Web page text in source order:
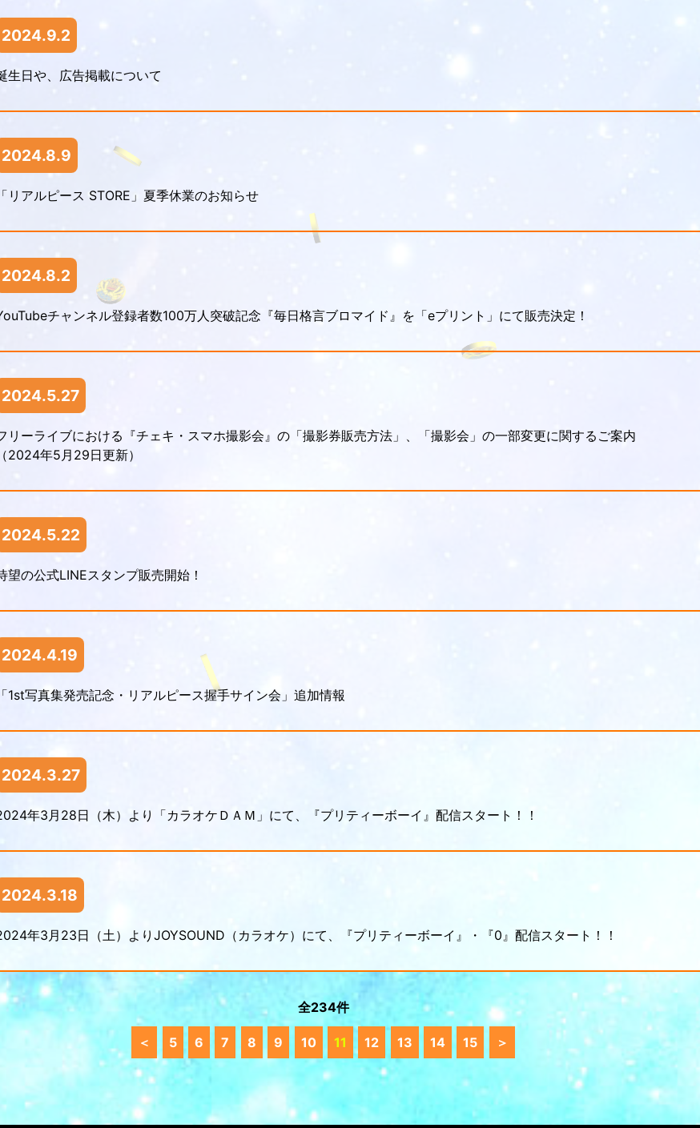
2024.9.2
生日や、広告掲載について
2024.8.9
「リアルピース STORE」夏季休業のお知らせ
2024.8.2
チャンネル登録者数100万人突破記念『毎日格言ブロマイド』を「eプリント」にて販売決定！
2024.5.27
リーライブにおける『チェキ・スマホ撮影会』の「撮影券販売方法」、「撮影会」の一部変更に関するご案内
（2024年5月29日更新）
2024.5.22
望の公式LINEスタンプ販売開始！
2024.4.19
「1st写真集発売記念・リアルピース握手サイン会」追加情報
2024.3.27
年3月28日（木）より「カラオケＤＡＭ」にて、『プリティーボーイ』配信スタート！！
2024.3.18
年3月23日（土）よりJOYSOUND（カラオケ）にて、『プリティーボーイ』・『0』配信スタート！！
全234件
＜ 5 6 7 8 9 10 11 12 13 14 15 ＞